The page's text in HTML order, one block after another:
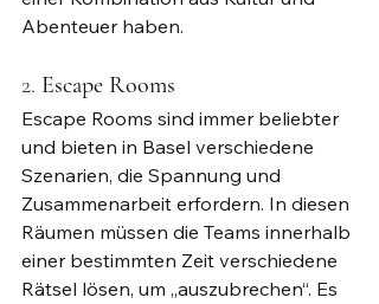
Abenteuer haben.
2. Escape Rooms
Escape Rooms sind immer beliebter
und bieten in Basel verschiedene
Szenarien, die Spannung und
Zusammenarbeit erfordern. In diesen
Räumen müssen die Teams innerhalb
einer bestimmten Zeit verschiedene
Rätsel lösen, um „auszubrechen“. Es